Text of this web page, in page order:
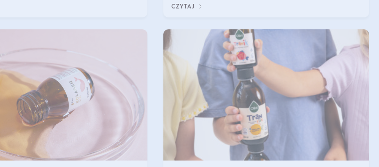
CZYTAJ